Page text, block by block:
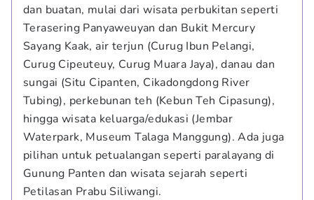
dan buatan, mulai dari wisata perbukitan seperti
Terasering Panyaweuyan dan Bukit Mercury
Sayang Kaak, air terjun (Curug Ibun Pelangi,
Curug Cipeuteuy, Curug Muara Jaya), danau dan
sungai (Situ Cipanten, Cikadongdong River
Tubing), perkebunan teh (Kebun Teh Cipasung),
hingga wisata keluarga/edukasi (Jembar
Waterpark, Museum Talaga Manggung). Ada juga
pilihan untuk petualangan seperti paralayang di
Gunung Panten dan wisata sejarah seperti
Petilasan Prabu Siliwangi.